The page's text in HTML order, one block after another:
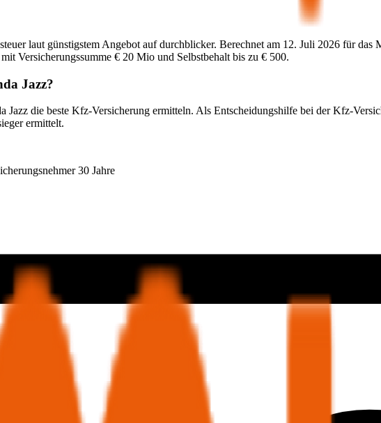
laut günstigstem Angebot auf durchblicker. Berechnet am 12. Juli 2026 für das
Versicherungssumme € 20 Mio und Selbstbehalt bis zu € 500.
Jazz?
Jazz die beste Kfz-Versicherung ermitteln. Als Entscheidungshilfe bei der Kfz-
ermittelt.
30 Jahre